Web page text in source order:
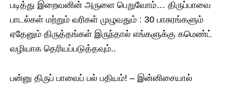
படித்து இறைவனின் அருளை பெறுவோம்… திருப்பாவை
பாடல்கள் மற்றும் வரிகள் முழுவதும் : 30 பாசுரங்களும்
ஏதேனும் திருத்தங்கள் இருந்தால் எங்களுக்கு கமெண்ட்
வழியாக தெரியப்படுத்தவும்..
பன்னு திருப் பாவைப் பல் பதியம்! – இன்னிசையால்